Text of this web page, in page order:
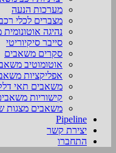
מערכות הנעה
מצברים לכלי
נהיגה
סייבר סיקיוריטי
סקרים משאבים
אוטומוטיב
אפליקציות
משאבים תאי
קישוריות
משאבים מצגות
Pipeline
יצירת קשר
התחברו